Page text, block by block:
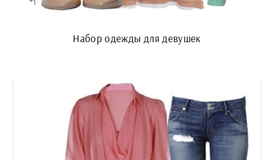
Набор одежды для девушек